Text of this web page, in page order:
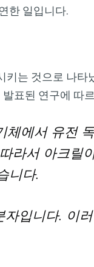
한 일입니다.
는 것으로 나타
표된 연구에 따
에서 유전
라서 아크릴
니다.
입니다. 이
기